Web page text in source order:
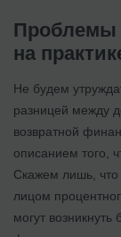
Проблемы
на
Не будем
разницей между
возвратной
описанием того,
Скажем лишь, что
лицом
могут